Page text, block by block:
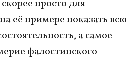
просто для
её примере показать всю
а самое
фалостинского